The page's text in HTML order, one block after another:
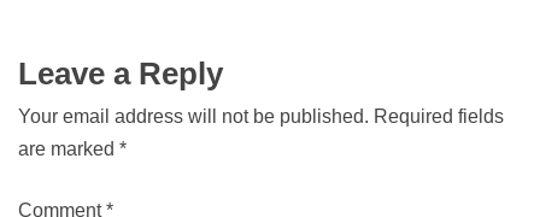
Leave a Reply
Your email address will not be published. Required fields
are marked *
Comment*